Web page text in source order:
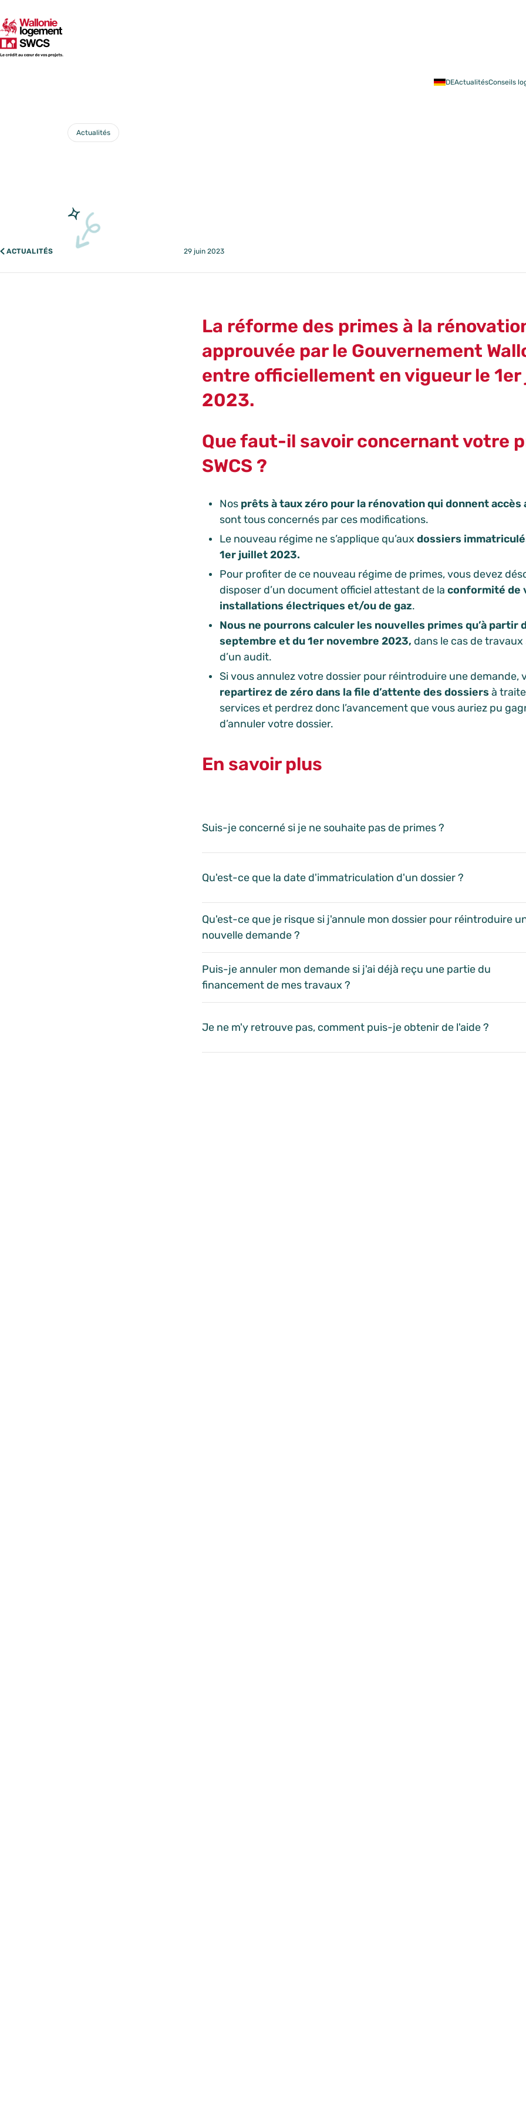
SWCS
DEActualitésConseils
Catégorie :
Actualités
29 juin 2023
ACTUALITÉS
La réforme des primes à la
approuvée par le Gouvernement
entre officiellement en vigueur le
2023.
Que faut-il savoir concernant votre
SWCS ?
Nos prêts à taux zéro pour la rénovation qui donnent accès
sont tous concernés par ces modifications.
Le nouveau régime ne s’applique qu’aux dossiers
1er juillet 2023.
Pour profiter de ce nouveau régime de primes, vous devez
disposer d’un document officiel attestant de la conformité de
installations électriques et/ou de gaz.
Nous ne pourrons calculer les nouvelles primes qu’à partir
septembre et du 1er novembre 2023, dans le cas de travaux
d’un audit.
Si vous annulez votre dossier pour réintroduire une demande,
repartirez de zéro dans la file d’attente des dossiersà
services et perdrez donc l’avancement que vous auriez pu
d’annuler votre dossier.
En savoir plus
Suis-je concerné si je ne souhaite pas de primes ?
Qu'est-ce que la date d'immatriculation d'un dossier ?
Qu'est-ce que je risque si j'annule mon dossier pour réintroduire
nouvelle demande ?
Puis-je annuler mon demande si j'ai déjà reçu une partie du
financement de mes travaux ?
Je ne m'y retrouve pas, comment puis-je obtenir de l'aide ?